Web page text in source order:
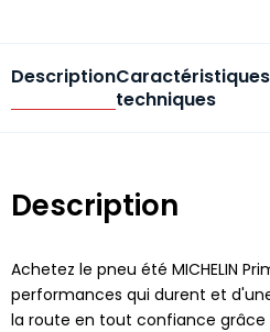
DescriptionCaractéristiques
techniques
Description
Achetez le pneu été MICHELIN
performances qui durent et
la route en tout confiance grâce